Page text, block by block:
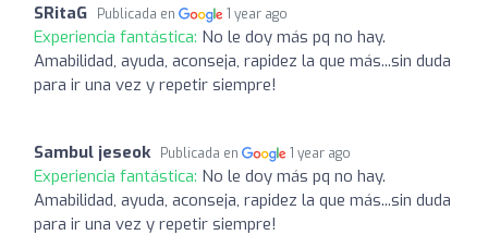
SRitaG Publicada en 1 year ago
Experiencia fantástica: No le doy más pq no hay.
Amabilidad, ayuda, aconseja, rapidez la que más...sin duda
para ir una vez y repetir siempre!
Sambul jeseok Publicada en 1 year ago
Experiencia fantástica: No le doy más pq no hay.
Amabilidad, ayuda, aconseja, rapidez la que más...sin duda
para ir una vez y repetir siempre!